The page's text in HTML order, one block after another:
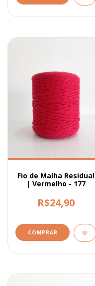
Fio de Malha Residual
| Vermelho - 177
R$24,90